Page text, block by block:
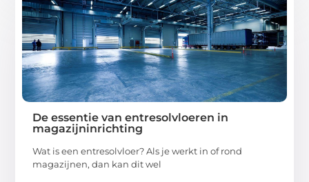
De essentie van entresolvloeren in
magazijninrichting
Wat is een entresolvloer? Als je werkt in of rond
magazijnen, dan kan dit wel